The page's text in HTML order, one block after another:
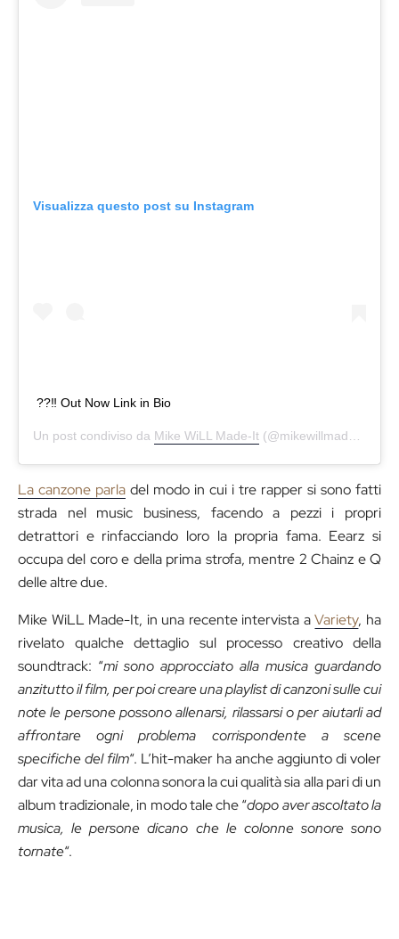
Visualizza questo post su Instagram
??‼️ Out Now Link in Bio
Un post condiviso da Mike WiLL Made-It (@mikewillmadeit) in data:
La canzone parla del modo in cui i tre rapper si sono fatti
strada nel music business, facendo a pezzi i propri
detrattori e rinfacciando loro la propria fama. Eearz si
occupa del coro e della prima strofa, mentre 2 Chainz e Q
delle altre due.
Mike WiLL Made-It, in una recente intervista aVariety, ha
rivelato qualche dettaglio sul processo creativo della
soundtrack: “mi sono approcciato alla musica guardando
anzitutto il film, per poi creare una playlist di canzoni sulle cui
note le persone possono allenarsi, rilassarsi o per aiutarli ad
affrontare ogni problema corrispondente a scene
specifiche del film“. L’hit-maker ha anche aggiunto di voler
dar vita ad una colonna sonora la cui qualità sia alla pari di un
album tradizionale, in modo tale che “dopo aver ascoltato la
musica, le persone dicano che le colonne sonore sono
tornate“.